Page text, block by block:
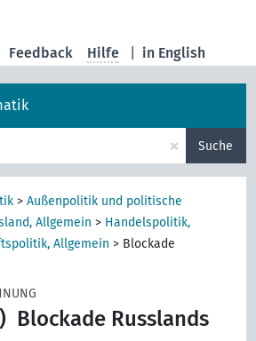
in English
Feedback Hilfe
× Suche
>Außenpolitik und politische
Allgemein > Handelspolitik,
Allgemein > Blockade
Blockade Russlands